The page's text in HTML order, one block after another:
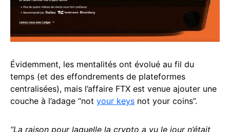
Évidemment, les mentalités ont évolué au fil du
temps (et des effondrements de plateformes
centralisées), mais l’affaire FTX est venue ajouter une
couche à l’adage “not your keys not your coins”.
“La raison pour laquelle la crypto a vu le jour n’était